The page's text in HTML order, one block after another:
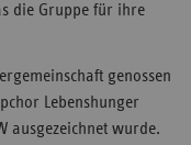
die Gruppe für ihre
genossen
Lebenshunger
ausgezeichnet wurde.